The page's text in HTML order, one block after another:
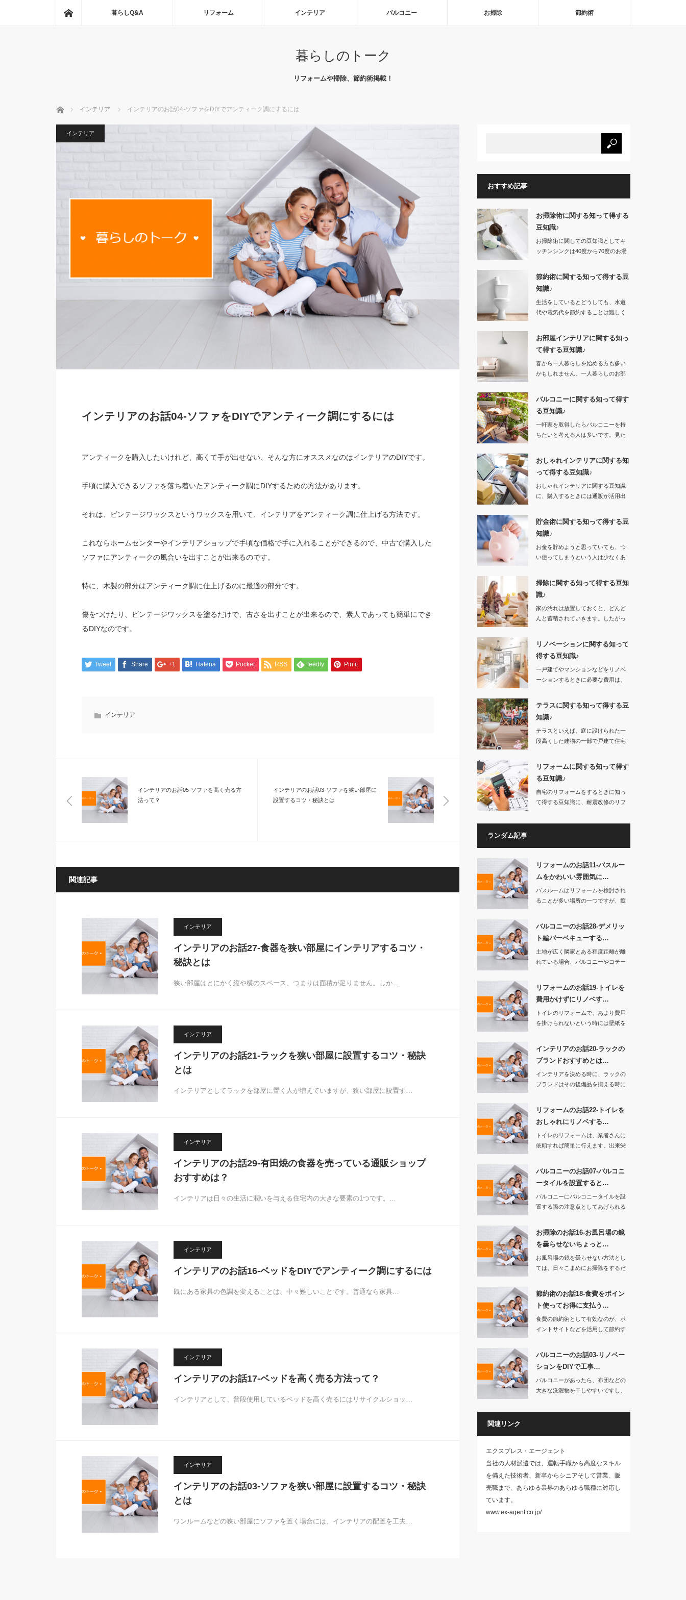
暮らしQ&A リフォーム インテリア バルコニー お掃除 節約術
暮らしのトーク
リフォームや掃除、節約術掲載！
ホーム インテリア インテリアのお話04-ソファをDIYでアンティーク調にするには
インテリア
インテリアのお話04-ソファをDIYでアンティーク調にするには
アンティークを購入したいけれど、高くて手が出せない、そんな方にオススメなのはインテリアのDIYです。
手頃に購入できるソファを落ち着いたアンティーク調にDIYするための方法があります。
それは、ビンテージワックスというワックスを用いて、インテリアをアンティーク調に仕上げる方法です。
これならホームセンターやインテリアショップで手頃な価格で手に入れることができるので、中古で購入した
ソファにアンティークの風合いを出すことが出来るのです。
特に、木製の部分はアンティーク調に仕上げるのに最適の部分です。
傷をつけたり、ビンテージワックスを塗るだけで、古さを出すことが出来るので、素人であっても簡単にでき
るDIYなのです。
Tweet Share +1 Hatena Pocket RSS feedly Pin it
インテリア
インテリアのお話05-ソファを高く売る方
法って？
インテリアのお話03-ソファを狭い部屋に
設置するコツ・秘訣とは
関連記事
インテリア
インテリアのお話27-食器を狭い部屋にインテリアするコツ・
秘訣とは
狭い部屋はとにかく縦や横のスペース、つまりは面積が足りません。しか…
インテリア
インテリアのお話21-ラックを狭い部屋に設置するコツ・秘訣
とは
インテリアとしてラックを部屋に置く人が増えていますが、狭い部屋に設置す…
インテリア
インテリアのお話29-有田焼の食器を売っている通販ショップ
おすすめは？
インテリアは日々の生活に潤いを与える住宅内の大きな要素の1つです。…
インテリア
インテリアのお話16-ベッドをDIYでアンティーク調にするには
既にある家具の色調を変えることは、中々難しいことです。普通なら家具…
インテリア
インテリアのお話17-ベッドを高く売る方法って？
インテリアとして、普段使用しているベッドを高く売るにはリサイクルショッ…
インテリア
インテリアのお話03-ソファを狭い部屋に設置するコツ・秘訣
とは
ワンルームなどの狭い部屋にソファを置く場合には、インテリアの配置を工夫…
おすすめ記事
お掃除術に関する知って得する
豆知識♪
お掃除術に関しての豆知識としてキ
ッチンシンクは40度から70度のお湯
節約術に関する知って得する豆
知識♪
生活をしているとどうしても、水道
代や電気代を節約することは難しく
お部屋インテリアに関する知っ
て得する豆知識♪
春から一人暮らしを始める方も多い
かもしれません。一人暮らしのお部
バルコニーに関する知って得す
る豆知識♪
一軒家を取得したらバルコニーを持
ちたいと考える人は多いです。見た
おしゃれインテリアに関する知
って得する豆知識♪
おしゃれインテリアに関する豆知識
に、購入するときには通販が活用出
貯金術に関する知って得する豆
知識♪
お金を貯めようと思っていても、つ
い使ってしまうという人は少なくあ
掃除に関する知って得する豆知
識♪
家の汚れは放置しておくと、どんど
んと蓄積されていきます。したがっ
リノベーションに関する知って
得する豆知識♪
一戸建てやマンションなどをリノベ
ーションするときに必要な費用は、
テラスに関する知って得する豆
知識♪
テラスといえば、庭に設けられた一
段高くした建物の一部で戸建て住宅
リフォームに関する知って得す
る豆知識♪
自宅のリフォームをするときに知っ
て得する豆知識に、耐震改修のリフ
ランダム記事
リフォームのお話11-バスルー
ムをかわいい雰囲気に…
バスルームはリフォームを検討され
ることが多い場所の一つですが、癒
バルコニーのお話28-デメリッ
ト編バーベキューする…
土地が広く隣家とある程度距離が離
れている場合、バルコニーやコテー
リフォームのお話19-トイレを
費用かけずにリノベす…
トイレのリフォームで、あまり費用
を掛けられないという時には壁紙を
インテリアのお話20-ラックの
ブランドおすすめとは…
インテリアを決める時に、ラックの
ブランドはその後備品を揃える時に
リフォームのお話22-トイレを
おしゃれにリノベする…
トイレのリフォームは、業者さんに
依頼すれば簡単に行えます。出来栄
バルコニーのお話07-バルコニ
ータイルを設置すると…
バルコニーにバルコニータイルを設
置する際の注意点としてあげられる
お掃除のお話16-お風呂場の鏡
を曇らせないちょっと…
お風呂場の鏡を曇らせない方法とし
ては、日々こまめにお掃除をするだ
節約術のお話18-食費をポイン
ト使ってお得に支払う…
食費の節約術として有効なのが、ポ
イントサイトなどを活用して節約す
バルコニーのお話03-リノベー
ションをDIYで工事…
バルコニーがあったら、布団などの
大きな洗濯物を干しやすいですし、
関連リンク
エクスプレス・エージェント
当社の人材派遣では、運転手職から高度なスキル
を備えた技術者、新卒からシニアそして営業、販
売職まで、あらゆる業界のあらゆる職種に対応し
ています。
www.ex-agent.co.jp/